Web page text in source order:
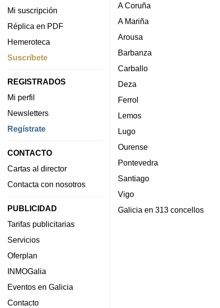
Mi suscripción
Réplica en PDF
Hemeroteca
Suscríbete
REGISTRADOS
Mi perfil
Newsletters
Regístrate
CONTACTO
Cartas al director
Contacta con nosotros
PUBLICIDAD
Tarifas publicitarias
Servicios
Oferplan
INMOGalia
Eventos en Galicia
Contacto
A Coruña
A Mariña
Arousa
Barbanza
Carballo
Deza
Ferrol
Lemos
Lugo
Ourense
Pontevedra
Santiago
Vigo
Galicia en 313 concellos